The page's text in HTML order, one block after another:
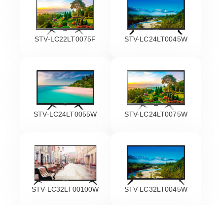
STV-LC22LT0075F STV-LC24LT0045W
STV-LC24LT0055W STV-LC24LT0075W
STV-LC32LT00100W STV-LC32LT0045W